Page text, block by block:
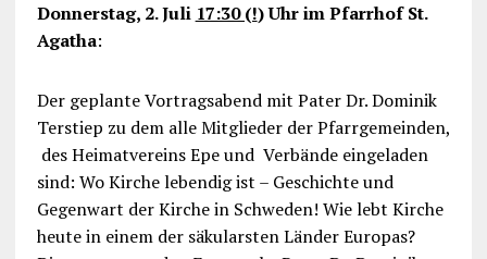
Donnerstag, 2. Juli 17:30 (!) Uhr im Pfarrhof St.
Agatha:
Der geplante Vortragsabend mit Pater Dr. Dominik
Terstiep zu dem alle Mitglieder der Pfarrgemeinden,
des Heimatvereins Epe und Verbände eingeladen
sind: Wo Kirche lebendig ist – Geschichte und
Gegenwart der Kirche in Schweden! Wie lebt Kirche
heute in einem der säkularsten Länder Europas?